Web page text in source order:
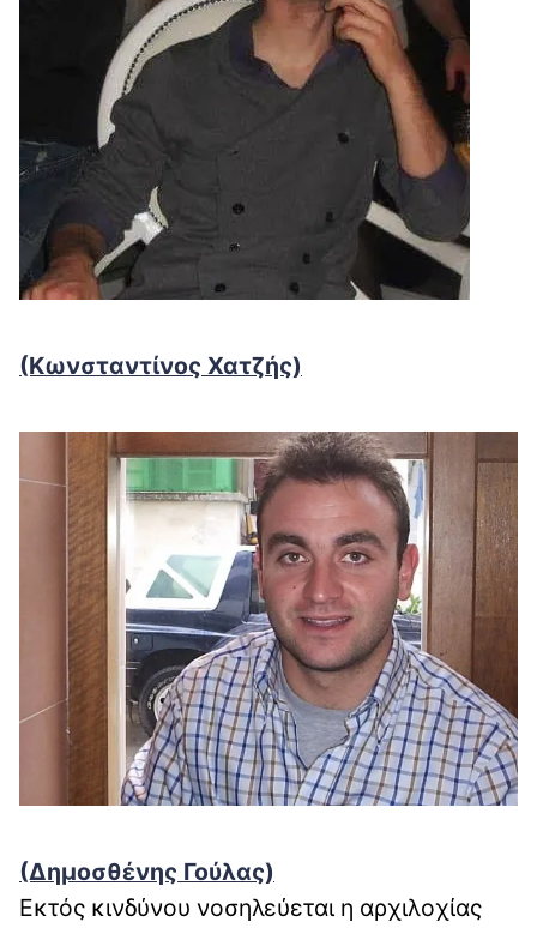
(Κωνσταντίνος Χατζής)
(Δημοσθένης Γούλας)
Εκτός κινδύνου νοσηλεύεται η αρχιλοχίας